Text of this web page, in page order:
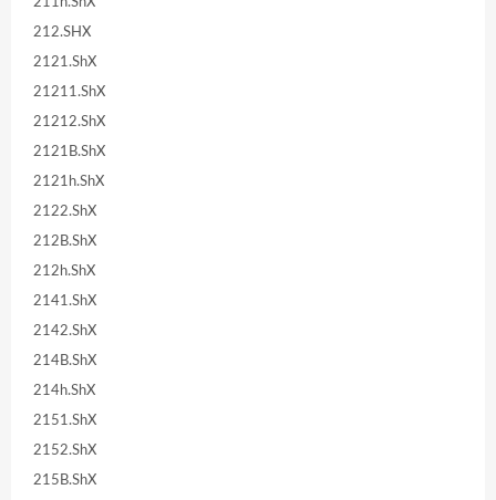
212.SHX
2121.ShX
21211.ShX
21212.ShX
2121B.ShX
2121h.ShX
2122.ShX
212B.ShX
212h.ShX
2141.ShX
2142.ShX
214B.ShX
214h.ShX
2151.ShX
2152.ShX
215B.ShX